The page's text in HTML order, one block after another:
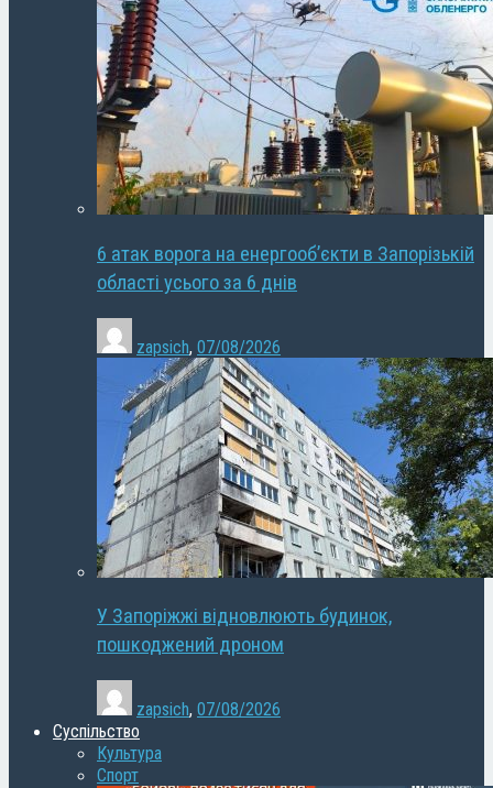
6 атак ворога на енергооб’єкти в Запорізькій
області усього за 6 днів
zapsich, 07/08/2026
У Запоріжжі відновлюють будинок,
пошкоджений дроном
zapsich, 07/08/2026
Суспільство
Культура
Спорт